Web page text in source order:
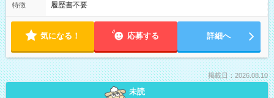
特徴 履歴書不要
気になる！ 応募する 詳細へ
掲載日：2026.08.10
未読